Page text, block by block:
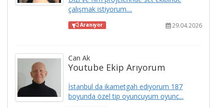
çalışmak istiyorum....
Aranıyor 29.04.2026
Can Ak
Youtube Ekip Arıyorum
İstanbul da ikametgah ediyorum 187
boyunda özel tip oyuncuyum oyunc...